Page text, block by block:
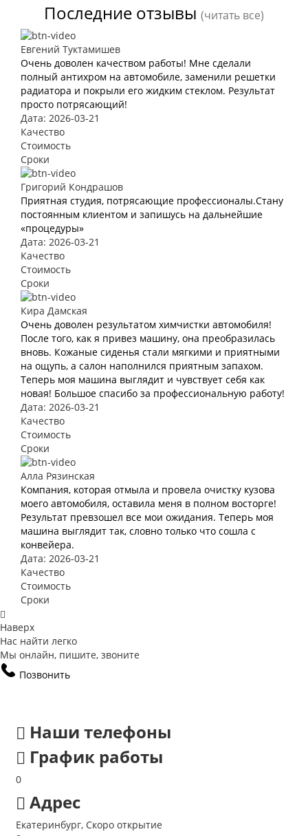
Последние отзывы (читать все)
Евгений Туктамишев
Очень доволен качеством работы! Мне сделали
полный антихром на автомобиле, заменили решетки
радиатора и покрыли его жидким стеклом. Результат
просто потрясающий!
Дата: 2026-03-21
Качество
Стоимость
Сроки
Григорий Кондрашов
Приятная студия, потрясающие профессионалы.Стану
постоянным клиентом и запишусь на дальнейшие
«процедуры»
Дата: 2026-03-21
Качество
Стоимость
Сроки
Кира Дамская
Очень доволен результатом химчистки автомобиля!
После того, как я привез машину, она преобразилась
вновь. Кожаные сиденья стали мягкими и приятными
на ощупь, а салон наполнился приятным запахом.
Теперь моя машина выглядит и чувствует себя как
новая! Большое спасибо за профессиональную работу!
Дата: 2026-03-21
Качество
Стоимость
Сроки
Алла Рязинская
Компания, которая отмыла и провела очистку кузова
моего автомобиля, оставила меня в полном восторге!
Результат превзошел все мои ожидания. Теперь моя
машина выглядит так, словно только что сошла с
конвейера.
Дата: 2026-03-21
Качество
Стоимость
Сроки
Наверх
Нас найти легко
Мы онлайн, пишите, звоните
Позвонить
Наши телефоны
График работы
0
Адрес
Екатеринбург, Скоро открытие